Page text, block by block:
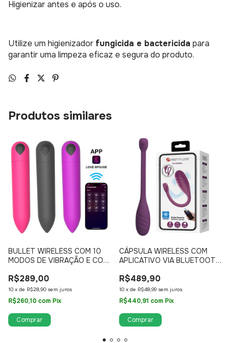
Higienizar antes e após o uso.
Utilize um higienizador fungicida e bactericida para
garantir uma limpeza eficaz e segura do produto.
Produtos similares
BULLET WIRELESS COM 10
MODOS DE VIBRAÇÃO E COM
R$289,00
10 x de R$28,90 sem juros
R$260,10 com Pix
Comprar
CÁPSULA WIRELESS COM
APLICATIVO VIA BLUETOOTH
YOUVIBE
R$489,90
10 x de R$48,99 sem juros
R$440,91 com Pix